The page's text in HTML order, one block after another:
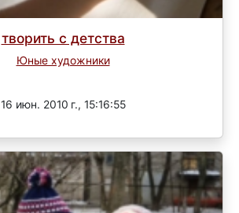
творить с детства
Юные художники
16 июн. 2010 г., 15:16:55